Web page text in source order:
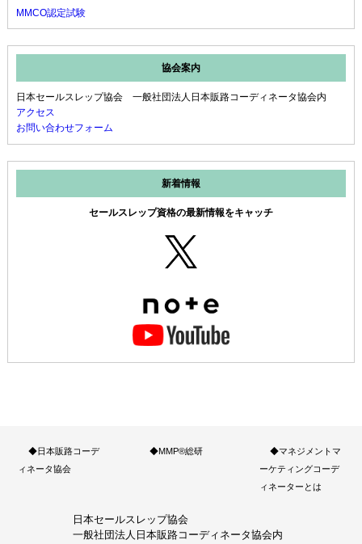
MMCO認定試験
協会案内
日本セールスレップ協会 一般社団法人日本販路コーディネータ協会内
アクセス
お問い合わせフォーム
新着情報
セールスレップ資格の最新情報をキャッチ
◆日本販路コーデ
ィネータ協会
◆MMP®総研
◆マネジメントマ
ーケティングコーデ
ィネーターとは
日本セールスレップ協会
一般社団法人日本販路コーディネータ協会内